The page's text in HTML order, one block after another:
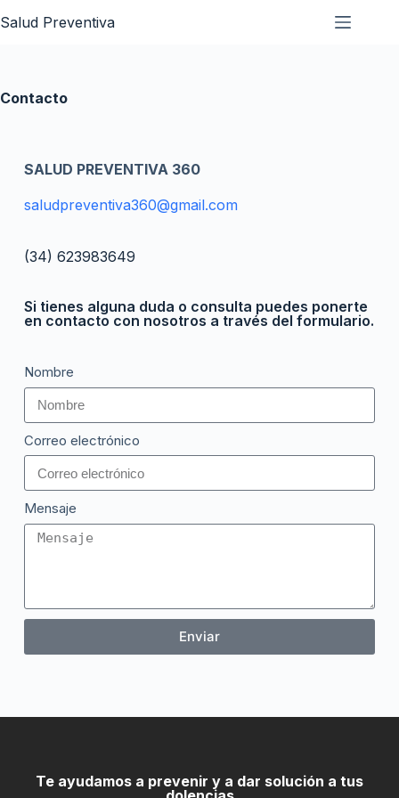
Salud Preventiva
Contacto
SALUD PREVENTIVA 360
saludpreventiva360@gmail.com
(34) 623983649
Si tienes alguna duda o consulta puedes ponerte
en contacto con nosotros a través del formulario.
Nombre
Correo electrónico
Mensaje
Enviar
Te ayudamos a prevenir y a dar solución a tus